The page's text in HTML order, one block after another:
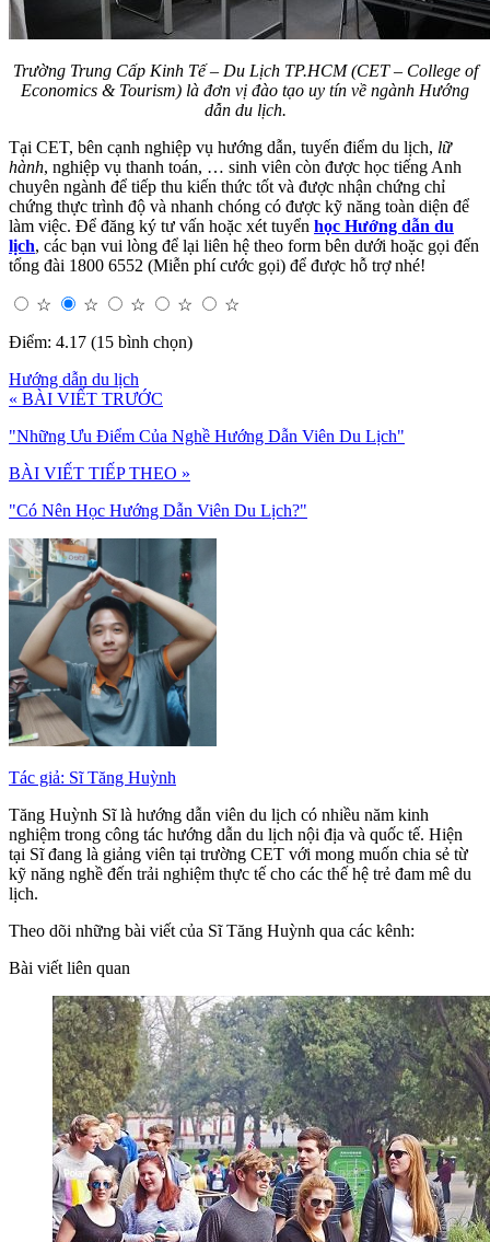
Trường Trung Cấp Kinh Tế – Du Lịch TP.HCM (CET – College of
Economics & Tourism) là đơn vị đào tạo uy tín về ngành Hướng
dẫn du lịch.
Tại CET, bên cạnh nghiệp vụ hướng dẫn, tuyến điểm du lịch, lữ
hành, nghiệp vụ thanh toán, … sinh viên còn được học tiếng Anh
chuyên ngành để tiếp thu kiến thức tốt và được nhận chứng chỉ
chứng thực trình độ và nhanh chóng có được kỹ năng toàn diện để
làm việc. Để đăng ký tư vấn hoặc xét tuyển học Hướng dẫn du
lịch, các bạn vui lòng để lại liên hệ theo form bên dưới hoặc gọi đến
tổng đài 1800 6552 (Miễn phí cước gọi) để được hỗ trợ nhé!
☆ ☆ ☆ ☆
☆
Điểm: 4.17 (15 bình chọn)
Hướng dẫn du lịch
« BÀI VIẾT TRƯỚC
"Những Ưu Điểm Của Nghề Hướng Dẫn Viên Du Lịch"
BÀI VIẾT TIẾP THEO »
"Có Nên Học Hướng Dẫn Viên Du Lịch?"
Tác giả: Sĩ Tăng Huỳnh
Tăng Huỳnh Sĩ là hướng dẫn viên du lịch có nhiều năm kinh
nghiệm trong công tác hướng dẫn du lịch nội địa và quốc tế. Hiện
tại Sĩ đang là giảng viên tại trường CET với mong muốn chia sẻ từ
kỹ năng nghề đến trải nghiệm thực tế cho các thế hệ trẻ đam mê du
lịch.
Theo dõi những bài viết của Sĩ Tăng Huỳnh qua các kênh:
Bài viết liên quan